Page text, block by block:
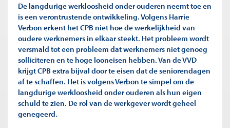
De langdurige werkloosheid onder ouderen neemt toe en
is een verontrustende ontwikkeling. Volgens Harrie
Verbon erkent het CPB niet hoe de werkelijkheid van
oudere werknemers in elkaar steekt. Het probleem wordt
versmald tot een probleem dat werknemers niet genoeg
solliciteren en te hoge looneisen hebben. Van de VVD
krijgt CPB extra bijval door te eisen dat de seniorendagen
af te schaffen. Het is volgens Verbon te simpel om de
langdurige werkloosheid onder ouderen als hun eigen
schuld te zien. De rol van de werkgever wordt geheel
genegeerd.